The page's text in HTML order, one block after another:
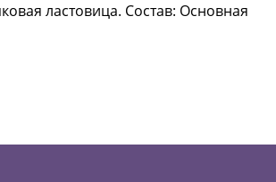
ластовица. Состав: Основная